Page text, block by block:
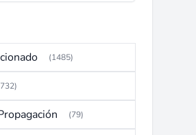
(1485)
(79)